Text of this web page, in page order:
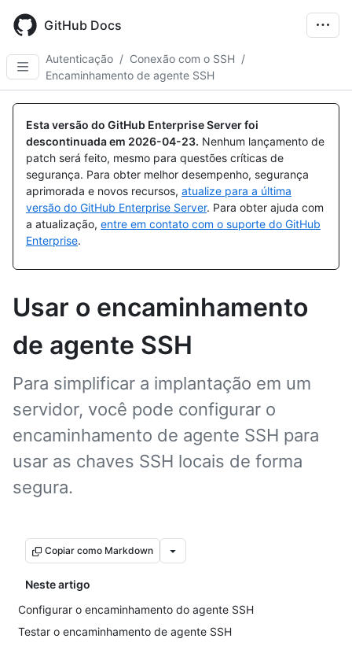
main
content
GitHub Docs
Autenticação / Conexão com o SSH /
Encaminhamento de agente SSH
Esta versão do GitHub Enterprise Server foi
descontinuada em 2026-04-23. Nenhum lançamento de
patch será feito, mesmo para questões críticas de
segurança. Para obter melhor desempenho, segurança
aprimorada e novos recursos, atualize para a última
versão do GitHub Enterprise Server. Para obter ajuda com
a atualização, entre em contato com o suporte do GitHub
Enterprise.
Usar o encaminhamento
de agente SSH
Para simplificar a implantação em um
servidor, você pode configurar o
encaminhamento de agente SSH para
usar as chaves SSH locais de forma
segura.
Copiar como Markdown
Neste artigo
Configurar o encaminhamento do agente SSH
Testar o encaminhamento de agente SSH